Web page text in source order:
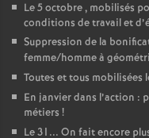
Le 5 octobre , mobilisés
conditions de travail et
Suppression de la
femme/homme à
Toutes et tous mobilisées
En janvier dans l’action :
métiers !
Le 31... On fait encore